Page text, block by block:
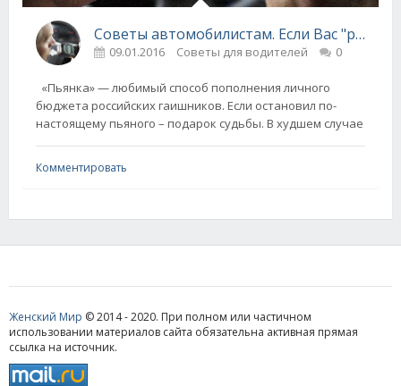
Советы автомобилистам. Если Вас "разводят на пьянку"...
09.01.2016 Советы для водителей 0
«Пьянка» — любимый способ пополнения личного
бюджета российских гаишников. Если остановил по-
настоящему пьяного – подарок судьбы. В худшем случае
Комментировать
Женский Мир © 2014 - 2020. При полном или частичном
использовании материалов сайта обязательна активная прямая
ссылка на источник.